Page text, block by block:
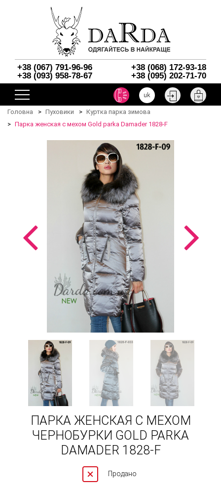
+38 (067) 791-96-96
+38 (068) 172-93-18
+38 (093) 958-78-67
+38 (095) 202-71-70
uk
Головна Пуховики
Куртка парка зимова
Парка женская с мехом Gold parka Damader 1828-F
ПАРКА ЖЕНСКАЯ С МЕХОМ
ЧЕРНОБУРКИ GOLD PARKA
DAMADER 1828-F
Продано